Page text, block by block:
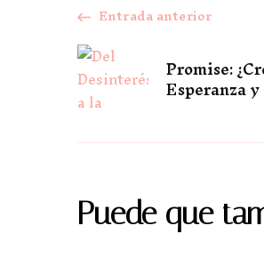
Navegación
de
entradas
Entrada anterior
Promise:
Esperanza
Puede que